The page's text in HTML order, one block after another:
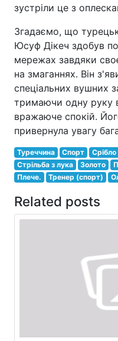
зустріли це з
Згадаємо, що
Юсуф Дікеч здобув
мережах завдяки
на змаганнях. Він
спеціальних вушних
тримаючи одну руку
вражаюче спокій.
привернула увагу
Туреччина Спорт Срібло
Стрільба з лука
Золото
Плече.
Тренер (спорт)
Related posts